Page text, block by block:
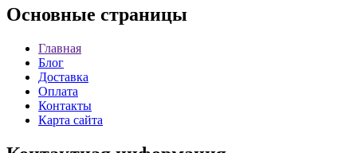
Основные страницы
Главная
Блог
Доставка
Оплата
Контакты
Карта сайта